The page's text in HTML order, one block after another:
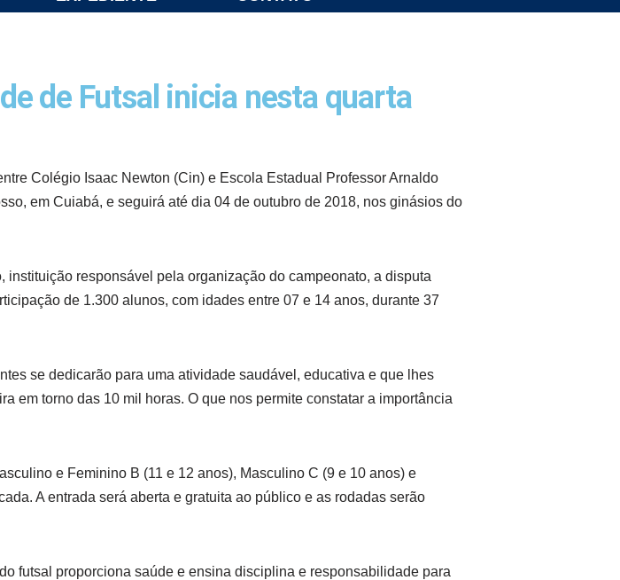
de Futsal inicia nesta quarta
Colégio Isaac Newton (Cin) e Escola Estadual Professor Arnaldo
em Cuiabá, e seguirá até dia 04 de outubro de 2018, nos ginásios do
responsável pela organização do campeonato, a disputa
de 1.300 alunos, com idades entre 07 e 14 anos, durante 37
se dedicarão para uma atividade saudável, educativa e que lhes
em torno das 10 mil horas. O que nos permite constatar a importância
e Feminino B (11 e 12 anos), Masculino C (9 e 10 anos) e
A entrada será aberta e gratuita ao público e as rodadas serão
futsal proporciona saúde e ensina disciplina e responsabilidade para